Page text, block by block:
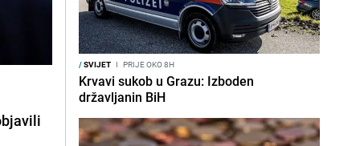
/SVIJET I PRIJE OKO 8H
Krvavi sukob u Grazu: Izboden
državljanin BiH